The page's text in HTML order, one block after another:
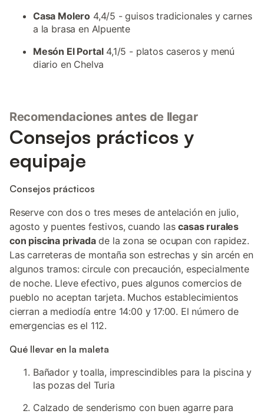
Casa Molero 4,4/5 - guisos tradicionales y carnes
a la brasa en Alpuente
Mesón El Portal4,1/5 - platos caseros y menú
diario en Chelva
Recomendaciones antes de llegar
Consejos prácticos y
equipaje
Consejos prácticos
Reserve con dos o tres meses de antelación en julio,
agosto y puentes festivos, cuando lascasas rurales
con piscina privadade la zona se ocupan con rapidez.
Las carreteras de montaña son estrechas y sin arcén en
algunos tramos: circule con precaución, especialmente
de noche. Lleve efectivo, pues algunos comercios de
pueblo no aceptan tarjeta. Muchos establecimientos
cierran a mediodía entre 14:00 y 17:00. El número de
emergencias es el 112.
Qué llevar en la maleta
Bañador y toalla, imprescindibles para la piscina y
las pozas del Turia
Calzado de senderismo con buen agarre para